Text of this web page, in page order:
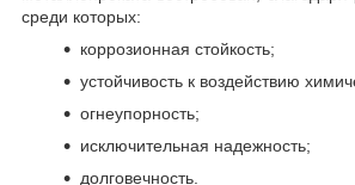
среди которых:
коррозионная стойкость;
устойчивость к воздействию
огнеупорность;
исключительная надежность;
долговечность.